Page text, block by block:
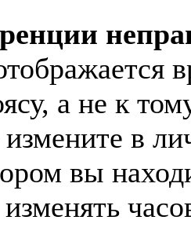
а не к
в
вы